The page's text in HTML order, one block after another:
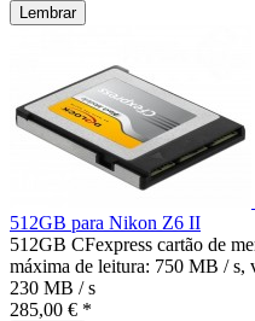
Lembrar
512GB para Nikon Z6 II
512GB CFexpress cartão de
máxima de leitura: 750 MB / s,
230 MB / s
285,00 € *